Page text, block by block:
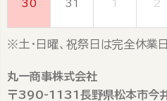
30 31 1 2
※土・日曜、祝祭日は完全休業
丸一商事株式会社
〒390-1131長野県松本市今